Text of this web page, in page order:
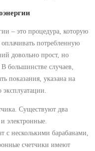
– это процедура, которую
потребленную
довольно прост, но
большинстве случаев,
показания, указана на
Существуют два
электронные.
с несколькими барабанами,
счетчики имеют